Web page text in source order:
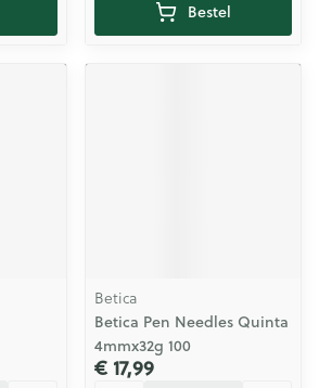
Bestel
Betica
Betica Pen Needles Quinta
4mmx32g 100
€ 17,99